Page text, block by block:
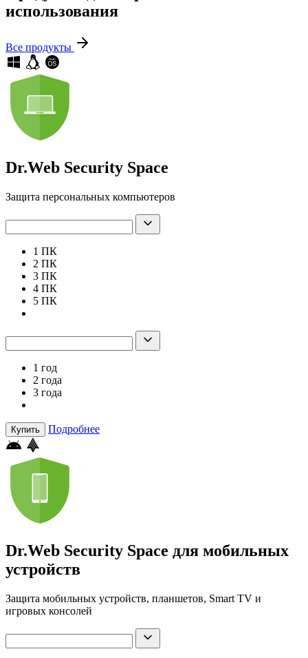
использования
Все продукты
Dr.Web Security Space
Защита персональных компьютеров
1 ПК
2 ПК
3 ПК
4 ПК
5 ПК
1 год
2 года
3 года
Купить Подробнее
Dr.Web Security Space для мобильных
устройств
Защита мобильных устройств, планшетов, Smart TV и
игровых консолей